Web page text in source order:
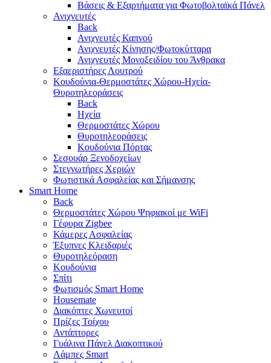
Βάσεις & Εξαρτήματα για Φωτοβολταϊκά Πάνελ
Ανιχνευτές
Back
Ανιχνευτές Καπνού
Ανιχνευτές Κίνησης/Φωτοκύτταρα
Ανιχνευτές Μονοξειδίου του Άνθρακα
Εξαεριστήρες Λουτρού
Κουδούνια-Θερμοστάτες Χώρου-Ηχεία-
Θυροτηλεοράσεις
Back
Ηχεία
Θερμοστάτες Χώρου
Θυροτηλεοράσεις
Κουδούνια Πόρτας
Σεσουάρ Ξενοδοχείων
Στεγνωτήρες Χεριών
Φωτιστικά Ασφαλείας και Σήμανσης
Smart Home
Back
Θερμοστάτες Χώρου Ψηφιακοί με WiFi
Γέφυρα Zigbee
Κάμερες Ασφαλείας
Έξυπνες Κλειδαριές
Θυροτηλεόραση
Κουδούνια
Σπίτι
Φωτισμός Smart Home
Housemate
Διακόπτες Χωνευτοί
Πρίζες Τοίχου
Αντάπτορες
Γυάλινα Πάνελ Διακοπτικού
Λάμπες Smart